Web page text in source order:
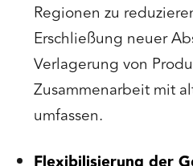
Regionen zu
Erschließung neuer
Verlagerung von
Zusammenarbeit mit
umfassen.